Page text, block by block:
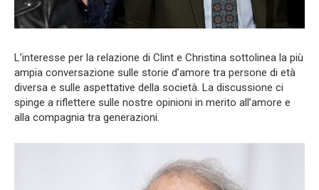
L’interesse per la relazione di Clint e Christina sottolinea la più
ampia conversazione sulle storie d’amore tra persone di età
diversa e sulle aspettative della società. La discussione ci
spinge a riflettere sulle nostre opinioni in merito all’amore e
alla compagnia tra generazioni.